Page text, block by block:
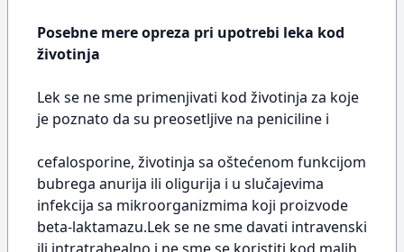
Posebne mere opreza pri upotrebi leka kod
životinja
Lek se ne sme primenjivati kod životinja za koje
je poznato da su preosetljive na peniciline i
cefalosporine, životinja sa oštećenom funkcijom
bubrega anurija ili oligurija i u slučajevima
infekcija sa mikroorganizmima koji proizvode
beta-laktamazu.Lek se ne sme davati intravenski